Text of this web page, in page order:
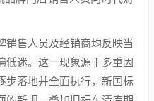
销售人员及经销商均反映当
低迷。这一现象源于多重因
步落地并全面执行，新国标